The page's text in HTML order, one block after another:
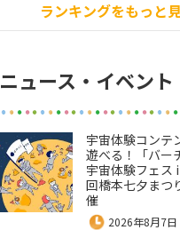
ランキングをもっと
ニュース・イベント
宇宙体験コンテ
遊べる！「バー
宇宙体験フェス
回橋本七夕まつ
催
2026年8月7日